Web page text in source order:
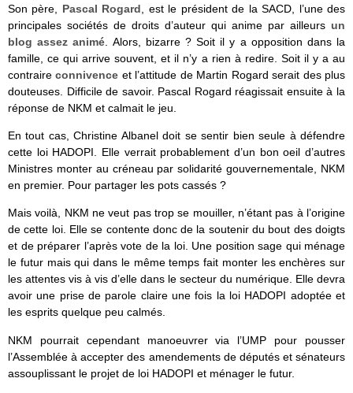
Son père, Pascal Rogard, est le président de la SACD, l’une des
principales sociétés de droits d’auteur qui anime par ailleurs un
blog assez animé. Alors, bizarre ? Soit il y a opposition dans la
famille, ce qui arrive souvent, et il n’y a rien à redire. Soit il y a au
contraireconnivence et l’attitude de Martin Rogard serait des plus
douteuses. Difficile de savoir. Pascal Rogard réagissait ensuite à la
réponse de NKM et calmait le jeu.
En tout cas, Christine Albanel doit se sentir bien seule à défendre
cette loi HADOPI. Elle verrait probablement d’un bon oeil d’autres
Ministres monter au créneau par solidarité gouvernementale, NKM
en premier. Pour partager les pots cassés ?
Mais voilà, NKM ne veut pas trop se mouiller, n’étant pas à l’origine
de cette loi. Elle se contente donc de la soutenir du bout des doigts
et de préparer l’après vote de la loi. Une position sage qui ménage
le futur mais qui dans le même temps fait monter les enchères sur
les attentes vis à vis d’elle dans le secteur du numérique. Elle devra
avoir une prise de parole claire une fois la loi HADOPI adoptée et
les esprits quelque peu calmés.
NKM pourrait cependant manoeuvrer via l’UMP pour pousser
l’Assemblée à accepter des amendements de députés et sénateurs
assouplissant le projet de loi HADOPI et ménager le futur.